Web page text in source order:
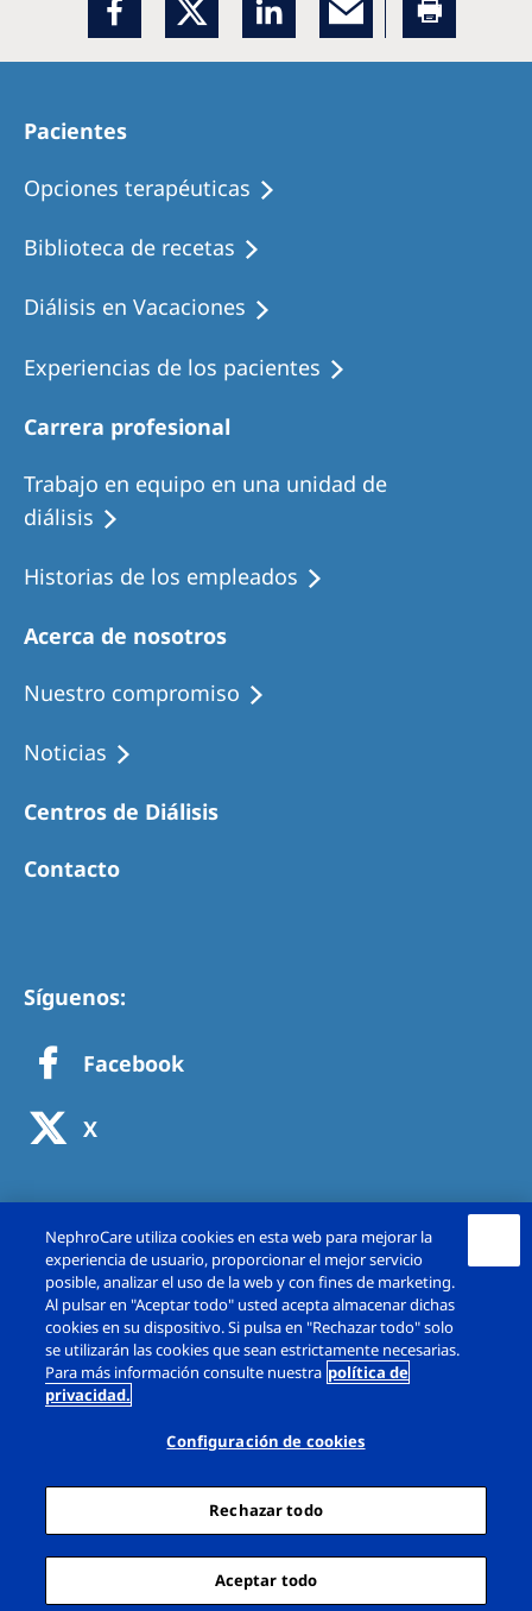
Pacientes
Opciones terapéuticas
Biblioteca de recetas
Diálisis en Vacaciones
Experiencias de los pacientes
Carrera profesional
Trabajo en equipo en una unidad de
diálisis
Historias de los empleados
Acerca de nosotros
Nuestro compromiso
Noticias
Centros de Diálisis
Contacto
Síguenos:
Facebook
X
Copyright © Fresenius Medical Care España,
S.A.U. 2026. Todos los derechos reservado.
Política de Privacidad
Política de cookies
Diálogo Configuración de cookies
Sitemap
NephroCare utiliza cookies en esta web para mejorar la
experiencia de usuario, proporcionar el mejor servicio
posible, analizar el uso de la web y con fines de marketing.
Al pulsar en "Aceptar todo" usted acepta almacenar dichas
cookies en su dispositivo. Si pulsa en "Rechazar todo" solo
se utilizarán las cookies que sean estrictamente necesarias.
Para más información consulte nuestra política de
privacidad.
Configuración de cookies
Rechazar todo
Aceptar todo